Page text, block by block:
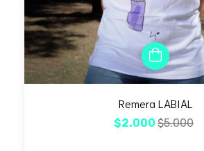
Remera LABIAL
$2.000 $5.000